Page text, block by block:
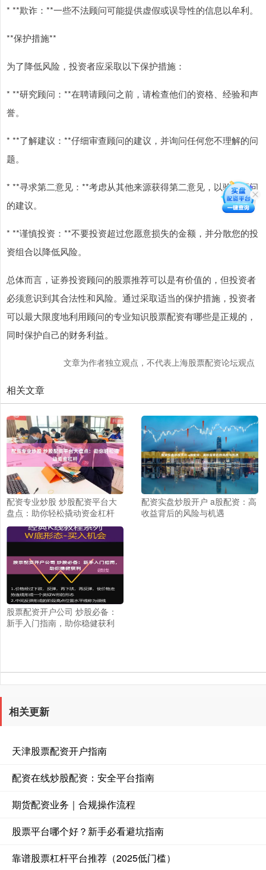
* **欺诈：**一些不法顾问可能提供虚假或误导性的信息以牟利。
**保护措施**
为了降低风险，投资者应采取以下保护措施：
* **研究顾问：**在聘请顾问之前，请检查他们的资格、经验和声
誉。
* **了解建议：**仔细审查顾问的建议，并询问任何您不理解的问
题。
* **寻求第二意见：**考虑从其他来源获得第二意见，以验证顾问
的建议。
* **谨慎投资：**不要投资超过您愿意损失的金额，并分散您的投
资组合以降低风险。
总体而言，证券投资顾问的股票推荐可以是有价值的，但投资者
必须意识到其合法性和风险。通过采取适当的保护措施，投资者
可以最大限度地利用顾问的专业知识股票配资有哪些是正规的，
同时保护自己的财务利益。
文章为作者独立观点，不代表上海股票配资论坛观点
相关文章
配资专业炒股 炒股配资平台大
盘点：助你轻松撬动资金杠杆
配资实盘炒股开户 a股配资：高
收益背后的风险与机遇
股票配资开户公司 炒股必备：
新手入门指南，助你稳健获利
相关更新
天津股票配资开户指南
配资在线炒股配资：安全平台指南
期货配资业务｜合规操作流程
股票平台哪个好？新手必看避坑指南
靠谱股票杠杆平台推荐（2025低门槛）